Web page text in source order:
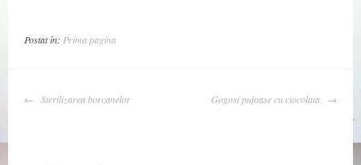
Postat în: Prima pagina
NAVIGARE
Sterilizarea borcanelor Gogosi pufoase cu ciocolata